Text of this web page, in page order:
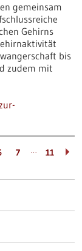
gemeinsam
Gehirns
bis
zudem mit
7 … 11